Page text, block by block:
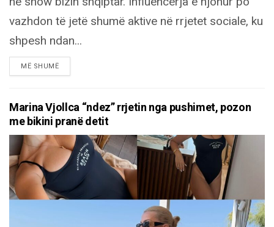
vazhdon të jetë shumë aktive në rrjetet sociale, ku
shpesh ndan...
MË SHUMËDETAILS
Marina Vjollca “ndez” rrjetin nga pushimet, pozon
me bikini pranë detit